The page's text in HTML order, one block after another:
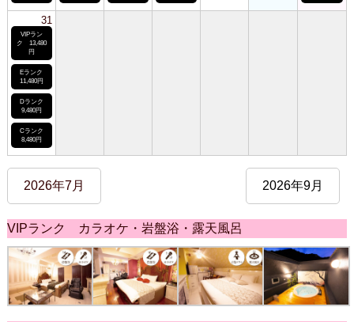
31
VIPラン
ク 13,480
円
Eランク
11,480円
Dランク
9,480円
Cランク
8,480円
2026年7月 2026年9月
VIPランク カラオケ・岩盤浴・露天風呂